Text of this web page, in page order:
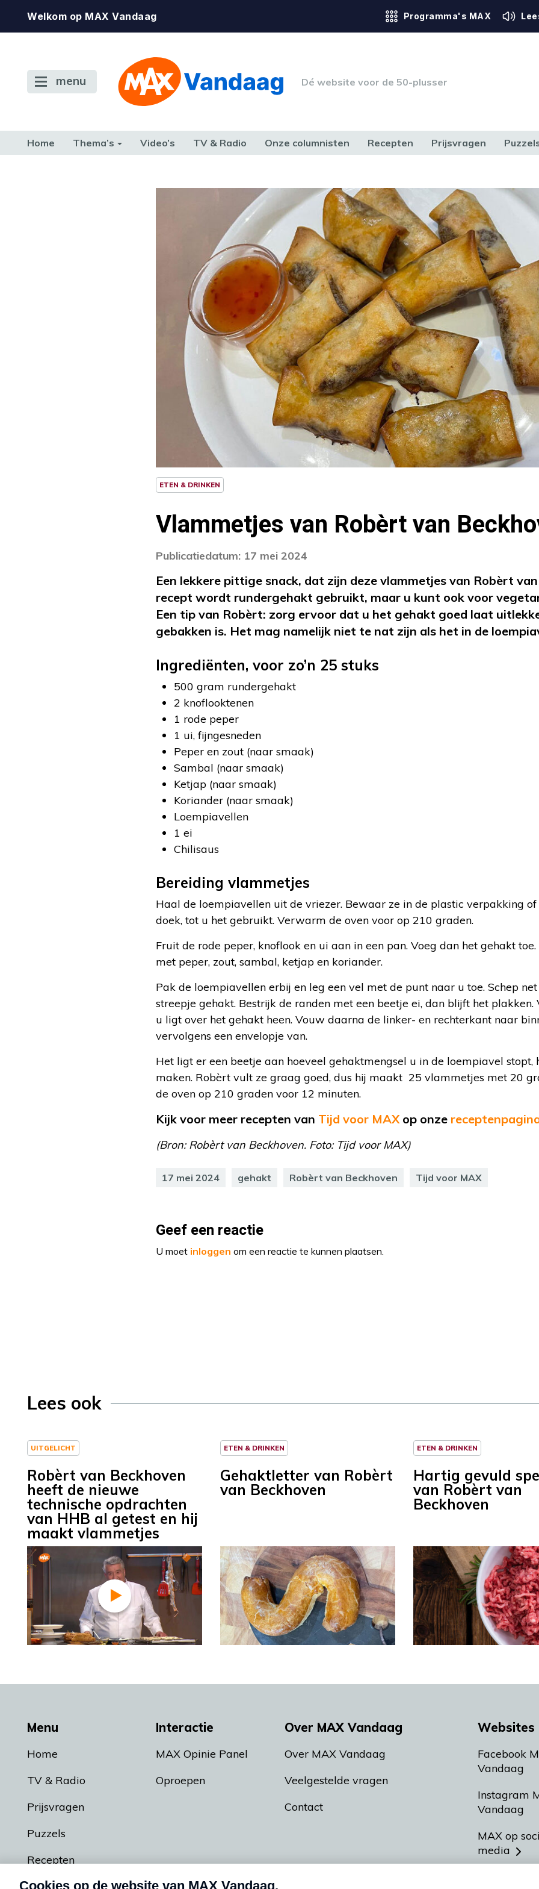
Welkom op MAX Vandaag Programma's MAX
menu Dé website voor de 50-plusser
Home Thema’s Video’s TV & Radio Onze columnisten Recepten Prijsvragen
ETEN & DRINKEN
Vlammetjes van Robèrt van
Publicatiedatum: 17 mei 2024
Een lekkere pittige snack, dat zijn deze vlammetjes van Robèrt
recept wordt rundergehakt gebruikt, maar u kunt ook voor
Een tip van Robèrt: zorg ervoor dat u het gehakt goed laat
gebakken is. Het mag namelijk niet te nat zijn als het in de
Ingrediënten, voor zo’n 25 stuks
500 gram rundergehakt
2 knoflooktenen
1 rode peper
1 ui, fijngesneden
Peper en zout (naar smaak)
Sambal (naar smaak)
Ketjap (naar smaak)
Koriander (naar smaak)
Loempiavellen
1 ei
Chilisaus
Bereiding vlammetjes
Haal de loempiavellen uit de vriezer. Bewaar ze in de plastic verpakking
doek, tot u het gebruikt. Verwarm de oven voor op 210 graden.
Fruit de rode peper, knoflook en ui aan in een pan. Voeg dan het gehakt
met peper, zout, sambal, ketjap en koriander.
Pak de loempiavellen erbij en leg een vel met de punt naar u toe. Schep
streepje gehakt. Bestrijk de randen met een beetje ei, dan blijft het
u ligt over het gehakt heen. Vouw daarna de linker- en rechterkant naar
vervolgens een envelopje van.
Het ligt er een beetje aan hoeveel gehaktmengsel u in de loempiavel stopt,
maken. Robèrt vult ze graag goed, dus hij maakt 25 vlammetjes met 20
de oven op 210 graden voor 12 minuten.
Kijk voor meer recepten van Tijd voor MAX op onze
(Bron: Robèrt van Beckhoven. Foto: Tijd voor MAX)
17 mei 2024 gehakt Robèrt van Beckhoven Tijd voor MAX
Geef een reactie
U moet inloggen om een reactie te kunnen plaatsen.
Lees ook
UITGELICHT
Robèrt van Beckhoven
heeft de nieuwe
technische opdrachten
van HHB al getest en hij
maakt vlammetjes
ETEN & DRINKEN
Gehaktletter van Robèrt
van Beckhoven
ETEN & DRINKEN
Hartig gevuld
van Robèrt van
Beckhoven
Menu
Home
TV & Radio
Prijsvragen
Puzzels
Recepten
Interactie
MAX Opinie Panel
Oproepen
Over MAX Vandaag
Over MAX Vandaag
Veelgestelde vragen
Contact
Websites
Facebook
Vandaag
Instagram
Vandaag
MAX op
media